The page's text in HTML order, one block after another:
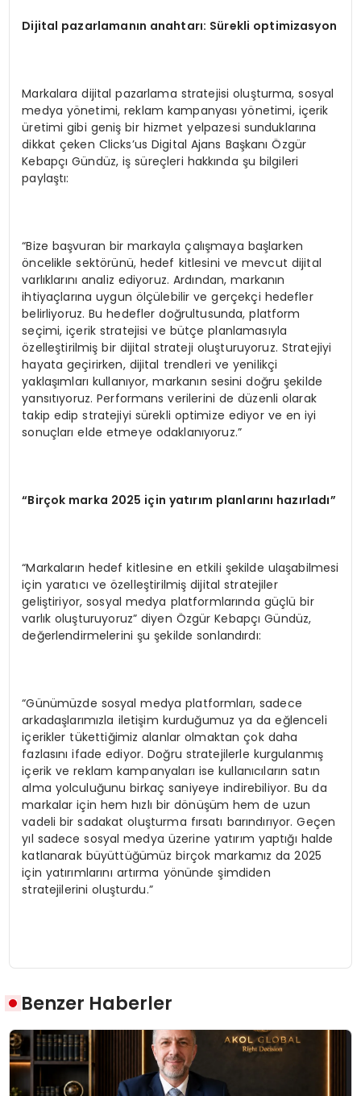
Dijital pazarlamanın anahtarı: Sürekli optimizasyon
Markalara dijital pazarlama stratejisi oluşturma, sosyal
medya yönetimi, reklam kampanyası yönetimi, içerik
üretimi gibi geniş bir hizmet yelpazesi sunduklarına
dikkat çeken Clicks’us Digital Ajans Başkanı Özgür
Kebapçı Gündüz, iş süreçleri hakkında şu bilgileri
paylaştı:
“Bize başvuran bir markayla çalışmaya başlarken
öncelikle sektörünü, hedef kitlesini ve mevcut dijital
varlıklarını analiz ediyoruz. Ardından, markanın
ihtiyaçlarına uygun ölçülebilir ve gerçekçi hedefler
belirliyoruz. Bu hedefler doğrultusunda, platform
seçimi, içerik stratejisi ve bütçe planlamasıyla
özelleştirilmiş bir dijital strateji oluşturuyoruz. Stratejiyi
hayata geçirirken, dijital trendleri ve yenilikçi
yaklaşımları kullanıyor, markanın sesini doğru şekilde
yansıtıyoruz. Performans verilerini de düzenli olarak
takip edip stratejiyi sürekli optimize ediyor ve en iyi
sonuçları elde etmeye odaklanıyoruz.”
“Birçok marka 2025 için yatırım planlarını hazırladı”
“Markaların hedef kitlesine en etkili şekilde ulaşabilmesi
için yaratıcı ve özelleştirilmiş dijital stratejiler
geliştiriyor, sosyal medya platformlarında güçlü bir
varlık oluşturuyoruz” diyen Özgür Kebapçı Gündüz,
değerlendirmelerini şu şekilde sonlandırdı:
“Günümüzde sosyal medya platformları, sadece
arkadaşlarımızla iletişim kurduğumuz ya da eğlenceli
içerikler tükettiğimiz alanlar olmaktan çok daha
fazlasını ifade ediyor. Doğru stratejilerle kurgulanmış
içerik ve reklam kampanyaları ise kullanıcıların satın
alma yolculuğunu birkaç saniyeye indirebiliyor. Bu da
markalar için hem hızlı bir dönüşüm hem de uzun
vadeli bir sadakat oluşturma fırsatı barındırıyor. Geçen
yıl sadece sosyal medya üzerine yatırım yaptığı halde
katlanarak büyüttüğümüz birçok markamız da 2025
için yatırımlarını artırma yönünde şimdiden
stratejilerini oluşturdu.”
Benzer Haberler